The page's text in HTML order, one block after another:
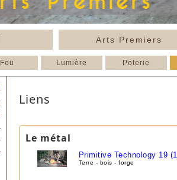
Arts Premiers
Feu Lumière Poterie
Liens
Le métal
Primitive Technology 19
Terre - bois - forge